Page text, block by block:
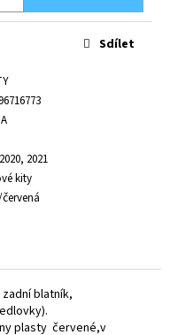
2021
kity
Sdílet
blatník,
plasty červené,v